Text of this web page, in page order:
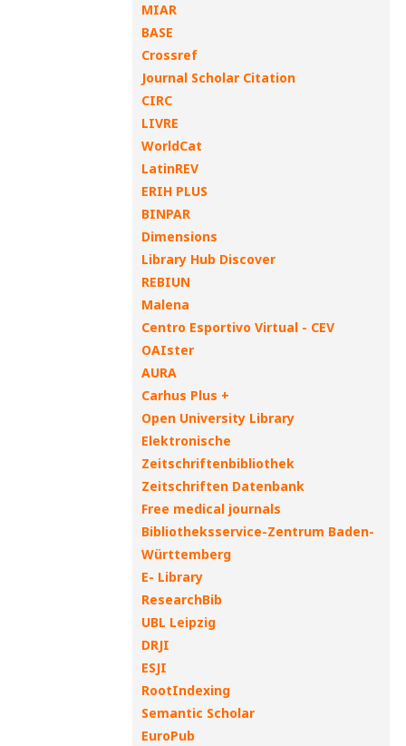
MIAR
BASE
Crossref
Journal Scholar Citation
CIRC
LIVRE
WorldCat
LatinREV
ERIH PLUS
BINPAR
Dimensions
Library Hub Discover
REBIUN
Malena
Centro Esportivo Virtual - CEV
OAIster
AURA
Carhus Plus +
Open University Library
Elektronische
Zeitschriftenbibliothek
Zeitschriften Datenbank
Free medical journals
Bibliotheksservice-Zentrum Baden-
Württemberg
E- Library
ResearchBib
UBL Leipzig
DRJI
ESJI
RootIndexing
Semantic Scholar
EuroPub